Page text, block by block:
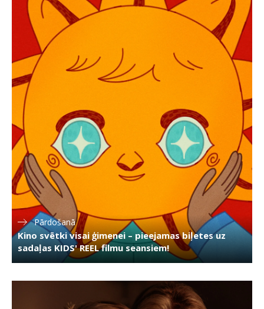
Pārdošanā
Kino svētki visai ģimenei – pieejamas biļetes uz
sadaļas KIDS' REEL filmu seansiem!